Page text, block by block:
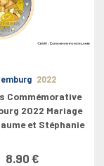
2022
Commémorative
2022 Mariage
et Stéphanie
8.90 €